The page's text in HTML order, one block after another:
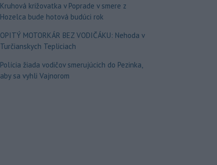
Kruhová križovatka v Poprade v smere z
Hozelca bude hotová budúci rok
OPITÝ MOTORKÁR BEZ VODIČÁKU: Nehoda v
Turčianskych Tepliciach
Polícia žiada vodičov smerujúcich do Pezinka,
aby sa vyhli Vajnorom